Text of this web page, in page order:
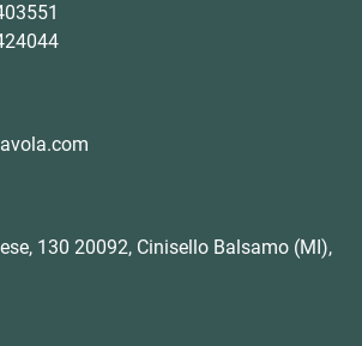
130 20092, Cinisello Balsamo (MI),